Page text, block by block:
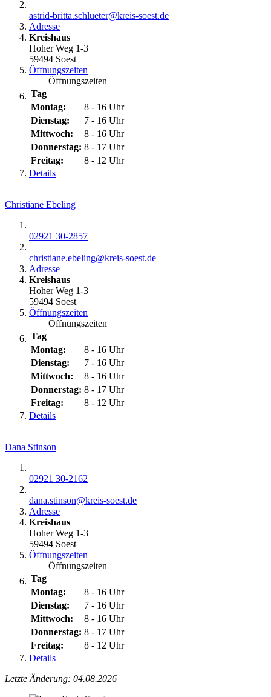
astrid-britta.schlueter@​kreis-soest.de
Adresse
Kreishaus
Hoher Weg 1-3
59494 Soest
Öffnungszeiten
Öffnungszeiten
Tag
Montag:
8 - 16 Uhr
Dienstag:
7 - 16 Uhr
Mittwoch:
8 - 16 Uhr
Donnerstag: 8 - 17 Uhr
Freitag:
8 - 12 Uhr
Details
Christiane Ebeling
02921 30-2857
christiane.ebeling@​kreis-soest.de
Adresse
Kreishaus
Hoher Weg 1-3
59494 Soest
Öffnungszeiten
Öffnungszeiten
Tag
Montag:
8 - 16 Uhr
Dienstag:
7 - 16 Uhr
Mittwoch:
8 - 16 Uhr
Donnerstag: 8 - 17 Uhr
Freitag:
8 - 12 Uhr
Details
Dana Stinson
02921 30-2162
dana.stinson@​kreis-soest.de
Adresse
Kreishaus
Hoher Weg 1-3
59494 Soest
Öffnungszeiten
Öffnungszeiten
Tag
Montag:
8 - 16 Uhr
Dienstag:
7 - 16 Uhr
Mittwoch:
8 - 16 Uhr
Donnerstag: 8 - 17 Uhr
Freitag:
8 - 12 Uhr
Details
Letzte Änderung: 04.08.2026